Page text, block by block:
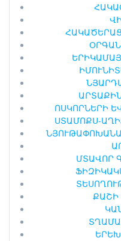
ՈՍԿՈՐՆԵՐԻ
ՍՏԱՄՈՔՍ-
ՄՏԱՎՈՐ
ՔԱՇԻ